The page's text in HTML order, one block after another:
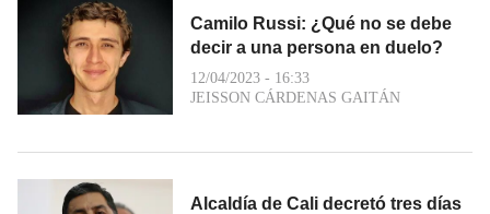
Camilo Russi: ¿Qué no se debe
decir a una persona en duelo?
12/04/2023 - 16:33
JEISSON CÁRDENAS GAITÁN
Alcaldía de Cali decretó tres días